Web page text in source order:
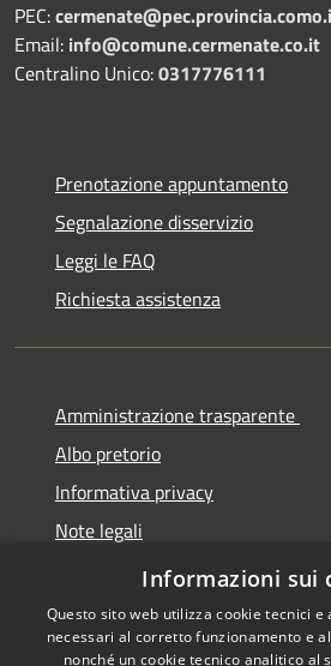
PEC:
Email: info@comune.cermenate.co.it
Centralino Unico:0317776111
Prenotazione appuntamento
Segnalazione disservizio
Leggi le FAQ
Richiesta assistenza
Amministrazione trasparente
Albo pretorio
Informativa privacy
Note legali
Dichiarazione di accessibilità
Informazioni sui
Questo sito web utilizza cookie tecnici
necessari al corretto funzionamento e
nonché un cookie tecnico analitico al